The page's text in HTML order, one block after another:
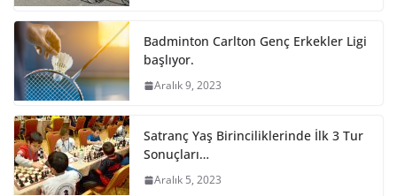
Badminton Carlton Genç Erkekler Ligi
başlıyor.
Aralık 9, 2023
Satranç Yaş Birinciliklerinde İlk 3 Tur
Sonuçları…
Aralık 5, 2023